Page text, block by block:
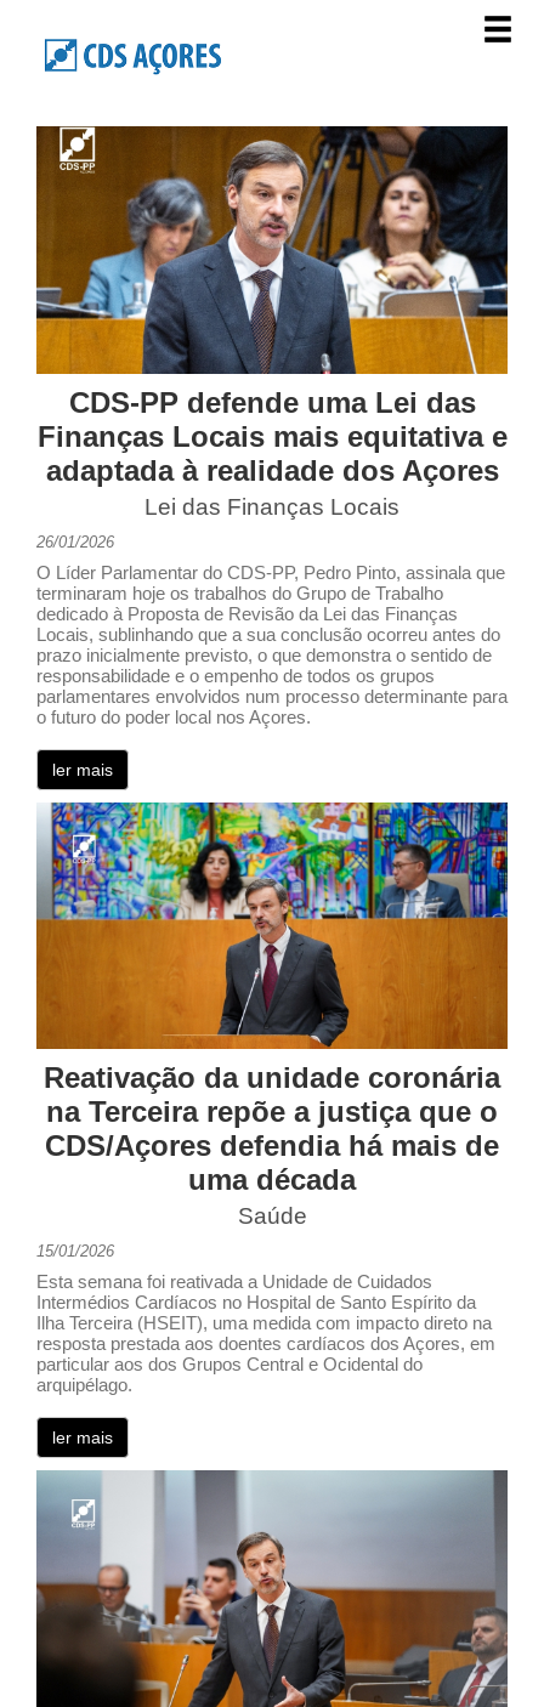
CDS-PP defende uma Lei das
Finanças Locais mais equitativa e
adaptada à realidade dos Açores
Lei das Finanças Locais
26/01/2026
O Líder Parlamentar do CDS-PP, Pedro Pinto, assinala que
terminaram hoje os trabalhos do Grupo de Trabalho
dedicado à Proposta de Revisão da Lei das Finanças
Locais, sublinhando que a sua conclusão ocorreu antes do
prazo inicialmente previsto, o que demonstra o sentido de
responsabilidade e o empenho de todos os grupos
parlamentares envolvidos num processo determinante para
o futuro do poder local nos Açores.
ler mais
Reativação da unidade coronária
na Terceira repõe a justiça que o
CDS/Açores defendia há mais de
uma década
Saúde
15/01/2026
Esta semana foi reativada a Unidade de Cuidados
Intermédios Cardíacos no Hospital de Santo Espírito da
Ilha Terceira (HSEIT), uma medida com impacto direto na
resposta prestada aos doentes cardíacos dos Açores, em
particular aos dos Grupos Central e Ocidental do
arquipélago.
ler mais